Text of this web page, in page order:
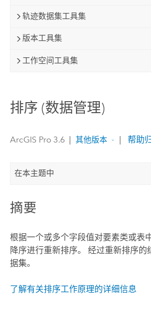
轨迹数据集工具集
版本工具集
工作空间工具集
排序 (数据管理)
ArcGIS Pro 3.6 | 其他版本 | 帮助
在本主题中
摘要
根据一个或多个字段值对要素类或表
降序进行重新排序。 经过重新排序的
据集。
了解有关排序工作原理的详细信息